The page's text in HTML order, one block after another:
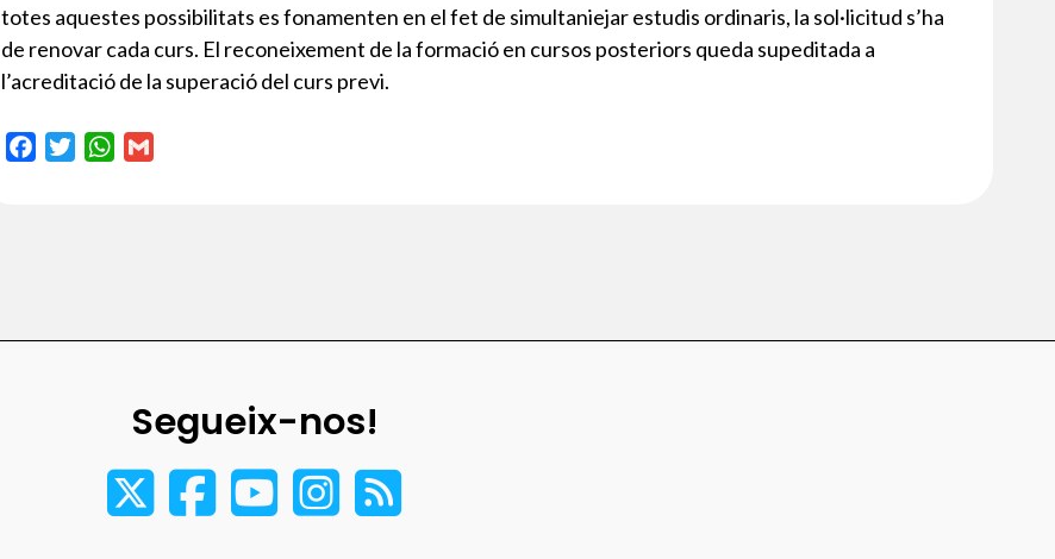
totes aquestes possibilitats es fonamenten en el fet de simultaniejar estudis ordinaris, la sol·licitud s’ha
de renovar cada curs. El reconeixement de la formació en cursos posteriors queda supeditada a
l’acreditació de la superació del curs previ.
T
W
Segueix-nos!